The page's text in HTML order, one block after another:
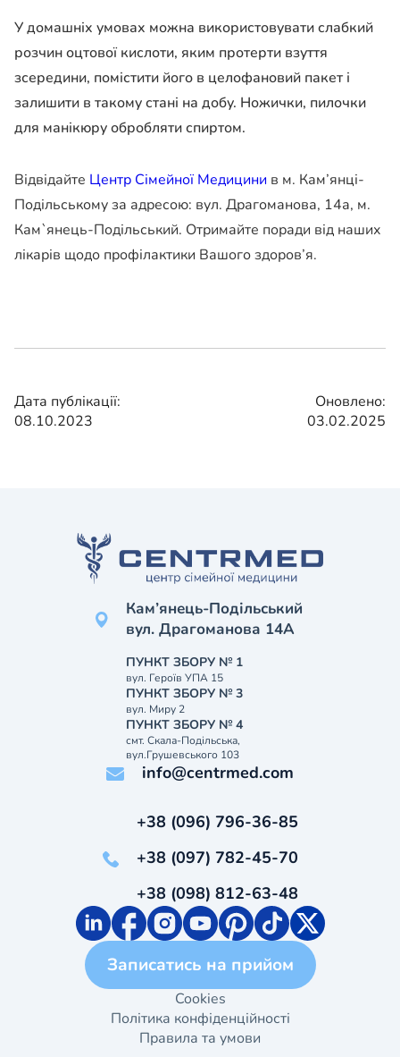
У домашніх умовах можна використовувати слабкий
розчин оцтової кислоти, яким протерти взуття
зсередини, помістити його в целофановий пакет і
залишити в такому стані на добу. Ножички, пилочки
для манікюру обробляти спиртом.
Відвідайте Центр Сімейної Медицини в м. Кам’янці-
Подільському за адресою: вул. Драгоманова, 14а, м.
Кам`янець-Подільський. Отримайте поради від наших
лікарів щодо профілактики Вашого здоров’я.
Дата публікації:
08.10.2023
Оновлено:
03.02.2025
Кам’янець-Подільський
вул. Драгоманова 14А
ПУНКТ ЗБОРУ № 1
вул. Героїв УПА 15
ПУНКТ ЗБОРУ № 3
вул. Миру 2
ПУНКТ ЗБОРУ № 4
смт. Скала-Подільська,
вул.Грушевського 103
info@centrmed.com
+38 (096) 796-36-85
+38 (097) 782-45-70
+38 (098) 812-63-48
Записатись на прийом
Cookies
Політика конфіденційності
Правила та умови